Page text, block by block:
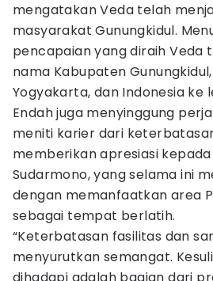
mengatakan Veda telah
masyarakat Gunungkidul.
pencapaian yang diraih Veda
nama Kabupaten
Yogyakarta, dan Indonesia ke
Endah juga menyinggung
meniti karier dari
memberikan apresiasi
Sudarmono, yang selama ini
dengan memanfaatkan area
sebagai tempat berlatih.
“Keterbatasan fasilitas dan
menyurutkan semangat.